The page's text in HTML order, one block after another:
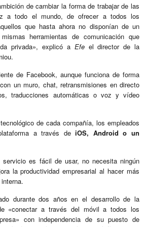
de cambiar la forma de trabajar de las
a todo el mundo, de ofrecer a todos los
que hasta ahora no disponían de un
herramientas de comunicación que
privada», explicó a Efeel director de la
de Facebook, aunque funciona de forma
un muro, chat, retransmisiones en directo
traducciones automáticas o voz y vídeo
de cada compañía, los empleados
a través deiOS, Android o un
servicio es fácil de usar, no necesita ningún
la productividad empresarial al hacer más
durante dos años en el desarrollo de la
«conectar a través del móvil a todos los
con independencia de su puesto de